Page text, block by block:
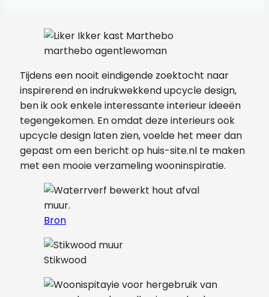
marthebo agentlewoman
Tijdens een nooit eindigende zoektocht naar
inspirerend en indrukwekkend upcycle design,
ben ik ook enkele interessante interieur ideeën
tegengekomen. En omdat deze interieurs ook
upcycle design laten zien, voelde het meer dan
gepast om een bericht op huis-site.nl te maken
met een mooie verzameling wooninspiratie.
Bron
Stikwood